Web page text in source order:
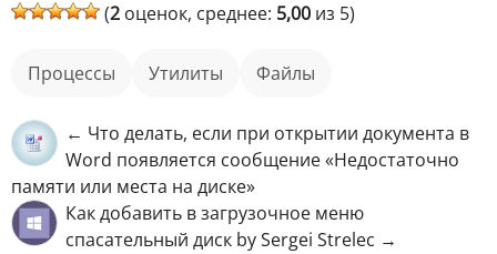
(2 оценок, среднее: 5,00 из 5)
процессы Утилиты файлы
← Что делать, если при открытии документа в
Word появляется сообщение «Недостаточно
памяти или места на диске»
Как добавить в загрузочное меню
спасательный диск by Sergei Strelec →